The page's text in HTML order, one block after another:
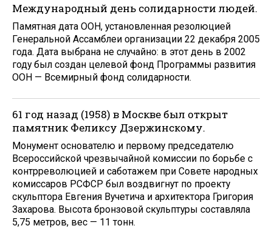
Международный день солидарности людей.
Памятная дата ООН, установленная резолюцией
Генеральной Ассамблеи организации 22 декабря 2005
года. Дата выбрана не случайно: в этот день в 2002
году был создан целевой фонд Программы развития
ООН — Всемирный фонд солидарности.
61 год назад (1958) в Москве был открыт
памятник Феликсу Дзержинскому.
Монумент основателю и первому председателю
Всероссийской чрезвычайной комиссии по борьбе с
контрреволюцией и саботажем при Совете народных
комиссаров РСФСР был воздвигнут по проекту
скульптора Евгения Вучетича и архитектора Григория
Захарова. Высота бронзовой скульптуры составляла
5,75 метров, вес — 11 тонн.